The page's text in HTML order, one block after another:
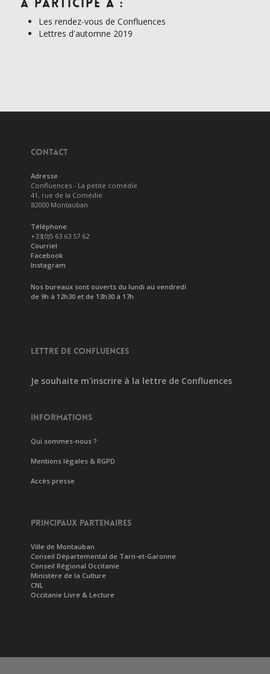
Les rendez-vous de Confluences
Lettres d'automne 2019
CONTACT
Adresse
Confluences - La petite comédie
41, rue de la Comédie
82000 Montauban
Téléphone
+33(0)5 63 63 57 62
Courriel
Facebook
Instagram
Nos bureaux sont ouverts du lundi au vendredi
de 9h à 12h30 et de 13h30 à 17h
LETTRE DE CONFLUENCES
Je souhaite m'inscrire à la lettre de Confluences
INFORMATIONS
Qui sommes-nous ?
Mentions légales & RGPD
Accès presse
PRINCIPAUX PARTENAIRES
Ville de Montauban
Conseil Départemental de Tarn-et-Garonne
Conseil Régional Occitanie
Ministère de la Culture
CNL
Occitanie Livre & Lecture